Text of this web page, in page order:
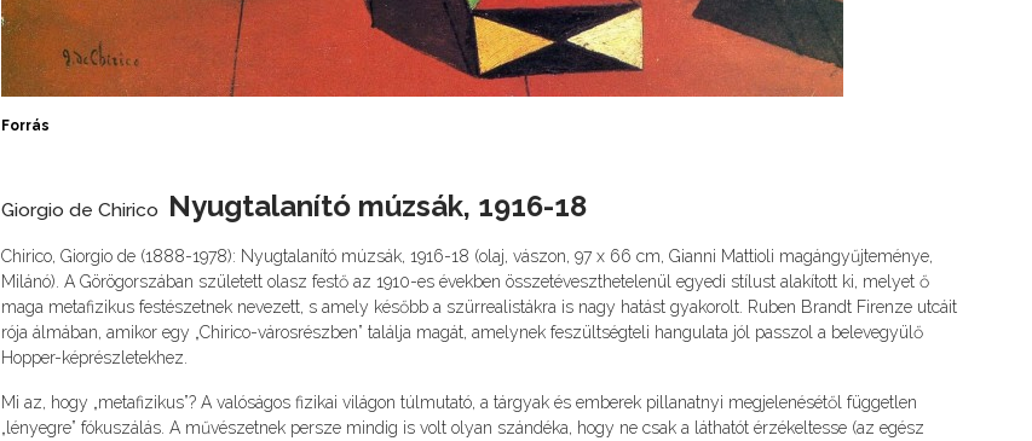
Forrás
Giorgio de Chirico Nyugtalanító múzsák, 1916-18
Chirico, Giorgio de (1888-1978): Nyugtalanító múzsák, 1916-18 (olaj, vászon, 97 x 66 cm, Gianni Mattioli magángyűjteménye,
Milánó). A Görögorszában született olasz festő az 1910-es években összetéveszthetelenül egyedi stílust alakított ki, melyet ő
maga metafizikus festészetnek nevezett, s amely később a szürrealistákra is nagy hatást gyakorolt. Ruben Brandt Firenze utcáit
rója álmában, amikor egy „Chirico-városrészben” találja magát, amelynek feszültségteli hangulata jól passzol a belevegyülő
Hopper-képrészletekhez.
Mi az, hogy „metafizikus”? A valóságos fizikai világon túlmutató, a tárgyak és emberek pillanatnyi megjelenésétől független
„lényegre” fókuszálás. A művészetnek persze mindig is volt olyan szándéka, hogy ne csak a láthatót érzékeltesse (az egész